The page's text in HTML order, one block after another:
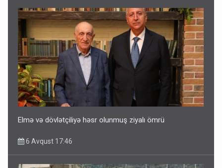
Elmə və dövlətçiliyə həsr olunmuş ziyalı ömrü
6 Avqust 17:46